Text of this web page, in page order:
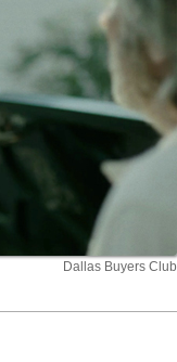
Dallas Buyers Club